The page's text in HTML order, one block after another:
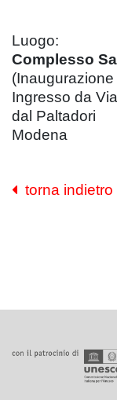
Luogo:
Complesso
Ingresso da
dal Paltadori
Modena
torna indietro